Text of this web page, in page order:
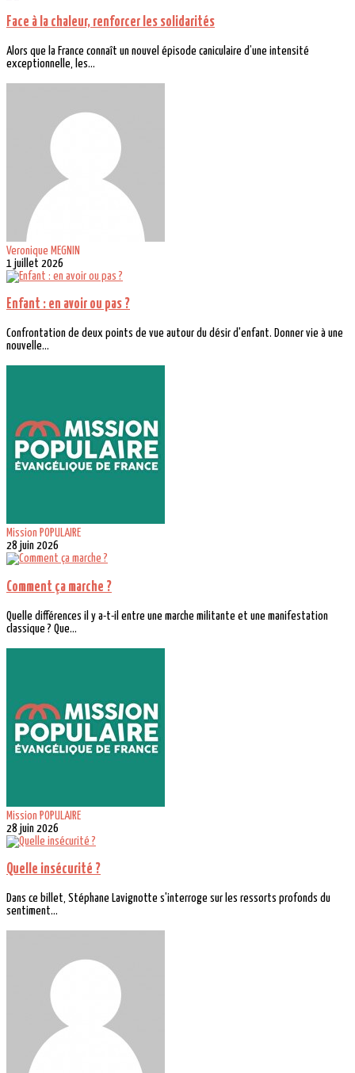
Face à la chaleur, renforcer les solidarités
Alors que la France connaît un nouvel épisode caniculaire d’une intensité
exceptionnelle, les...
Veronique MEGNIN
1 juillet 2026
Enfant : en avoir ou pas ?
Confrontation de deux points de vue autour du désir d'enfant. Donner vie à une
nouvelle...
Mission POPULAIRE
28 juin 2026
Comment ça marche ?
Quelle différences il y a-t-il entre une marche militante et une manifestation
classique ? Que...
Mission POPULAIRE
28 juin 2026
Quelle insécurité ?
Dans ce billet, Stéphane Lavignotte s'interroge sur les ressorts profonds du
sentiment...